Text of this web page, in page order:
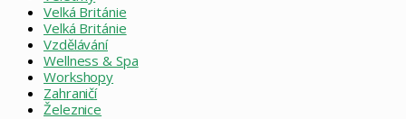
Velká Británie
Velká Británie
Vzdělávání
Wellness & Spa
Workshopy
Zahraničí
Železnice